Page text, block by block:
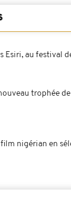
Esiri, au festival
trophée
film nigérian en